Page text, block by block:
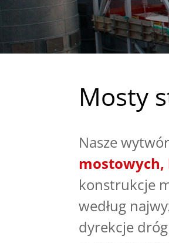
Mosty
Nasze
mostowych,
konstrukcje
według
dyrekcje